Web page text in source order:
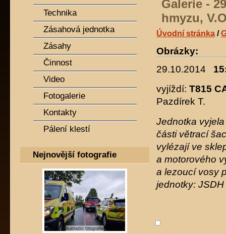
Galerie -
hmyzu,
Úvodní stránka /
Obrázky:
29.10.2014
vyjíždí: T815
Pazdírek T.
Jednotka
části větrací
vylézají ve
a motorového
a lezoucí vosy
jednotky:
Technika
Zásahová jednotka
Zásahy
Činnost
Video
Fotogalerie
Kontakty
Pálení klestí
Nejnovější fotografie